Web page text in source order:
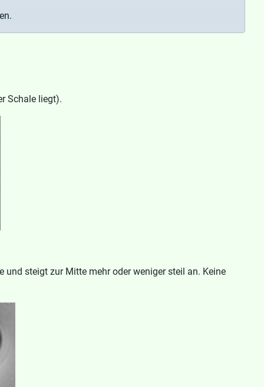
Schale liegt).
steigt zur Mitte mehr oder weniger steil an. Keine